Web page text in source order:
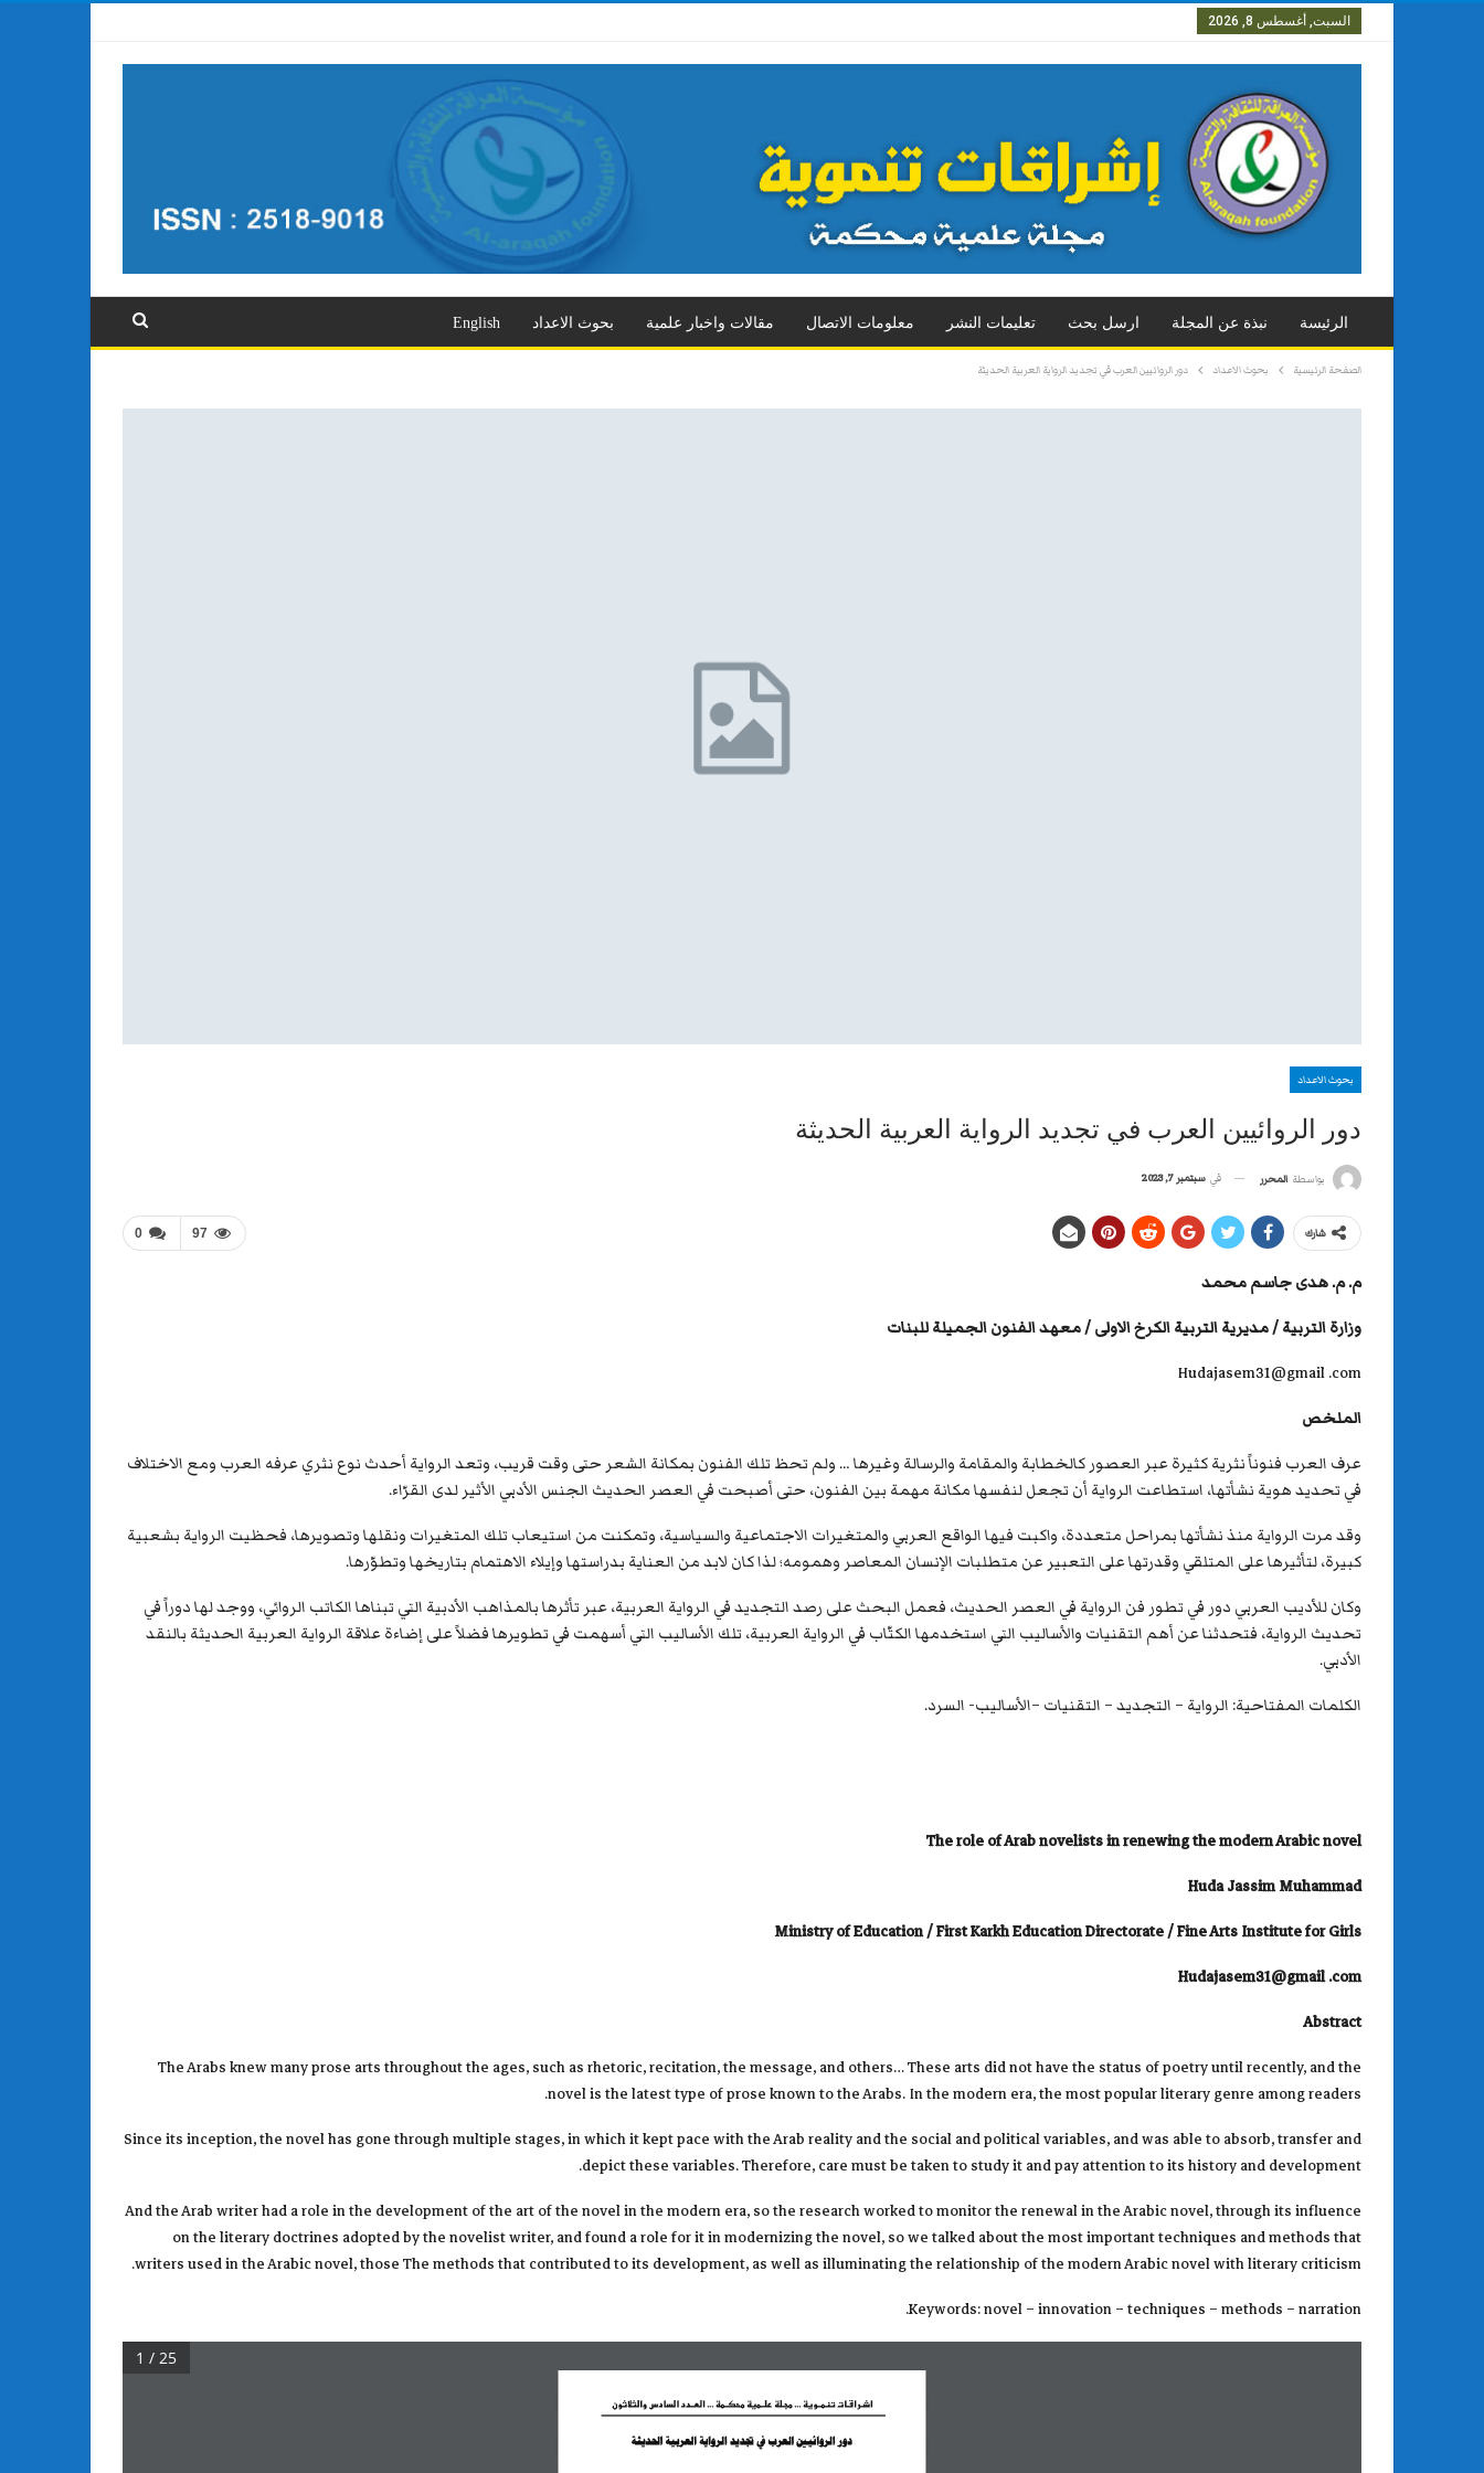
السبت, أغسطس 8, 2026
الرئيسة نبذة عن المجلة ارسل بحث تعليمات النشر معلومات الاتصال مقالات واخبار علمية بحوث الاعداد English
الصفحة الرئيسية بحوث الاعداد دور الروائيين العرب في تجديد الرواية العربية الحديثة
بحوث الاعداد
دور الروائيين العرب في تجديد الرواية العربية الحديثة
بواسطة المحرر في سبتمبر 7, 2023
0 97 شارك
م. م. هدى جاسم محمد
وزارة التربية / مديرية التربية الكرخ الاولى / معهد الفنون الجميلة للبنات
Hudajasem31@gmail .com
الملخص
عرف العرب فنوناً نثرية كثيرة عبر العصور كالخطابة والمقامة والرسالة وغيرها … ولم تحظ تلك الفنون بمكانة الشعر حتى وقت قريب، وتعد الرواية أحدث نوع نثري عرفه العرب ومع الاختلاف
في تحديد هوية نشأتها، استطاعت الرواية أن تجعل لنفسها مكانة مهمة بين الفنون، حتى أصبحت في العصر الحديث الجنس الأدبي الأثير لدى القرّاء.
وقد مرت الرواية منذ نشأتها بمراحل متعددة، واكبت فيها الواقع العربي والمتغيرات الاجتماعية والسياسية، وتمكنت من استيعاب تلك المتغيرات ونقلها وتصويرها، فحظيت الرواية بشعبية
كبيرة، لتأثيرها على المتلقي وقدرتها على التعبير عن متطلبات الإنسان المعاصر وهمومه؛ لذا كان لابد من العناية بدراستها وإيلاء الاهتمام بتاريخها وتطوّرها.
وكان للأديب العربي دور في تطور فن الرواية في العصر الحديث، فعمل البحث على رصد التجديد في الرواية العربية، عبر تأثرها بالمذاهب الأدبية التي تبناها الكاتب الروائي، ووجد لها دوراً في
تحديث الرواية، فتحدثنا عن أهم التقنيات والأساليب التي استخدمها الكتّاب في الرواية العربية، تلك الأساليب التي أسهمت في تطويرها فضلاً على إضاءة علاقة الرواية العربية الحديثة بالنقد
الأدبي.
الكلمات المفتاحية: الرواية – التجديد – التقنيات –الأساليب- السرد.
The role of Arab novelists in renewing the modern Arabic novel
Huda Jassim Muhammad
Ministry of Education / First Karkh Education Directorate / Fine Arts Institute for Girls
Hudajasem31@gmail .com
Abstract
The Arabs knew many prose arts throughout the ages, such as rhetoric, recitation, the message, and others… These arts did not have the status of poetry until recently, and the
novel is the latest type of prose known to the Arabs. In the modern era, the most popular literary genre among readers.
Since its inception, the novel has gone through multiple stages, in which it kept pace with the Arab reality and the social and political variables, and was able to absorb, transfer and
depict these variables. Therefore, care must be taken to study it and pay attention to its history and development.
And the Arab writer had a role in the development of the art of the novel in the modern era, so the research worked to monitor the renewal in the Arabic novel, through its influence
on the literary doctrines adopted by the novelist writer, and found a role for it in modernizing the novel, so we talked about the most important techniques and methods that
writers used in the Arabic novel, those The methods that contributed to its development, as well as illuminating the relationship of the modern Arabic novel with literary criticism.
Keywords: novel – innovation – techniques – methods – narration.
اشـراقـات تنمــوية ... مجـلة علــمية محكــمة ... العــدد السادس والثلاثون
دور الروائيين العرب في تجديد الرواية العربية الحديثة
1 / 25